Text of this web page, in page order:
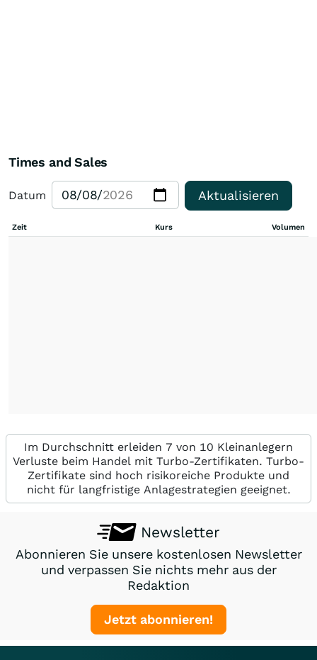
Times and Sales
Datum Aktualisieren
Zeit Kurs Volumen
Im Durchschnitt erleiden 7 von 10 Kleinanlegern
Verluste beim Handel mit Turbo-Zertifikaten. Turbo-
Zertifikate sind hoch risikoreiche Produkte und
nicht für langfristige Anlagestrategien geeignet.
Newsletter
Abonnieren Sie unsere kostenlosen Newsletter
und verpassen Sie nichts mehr aus der
Redaktion
Jetzt abonnieren!